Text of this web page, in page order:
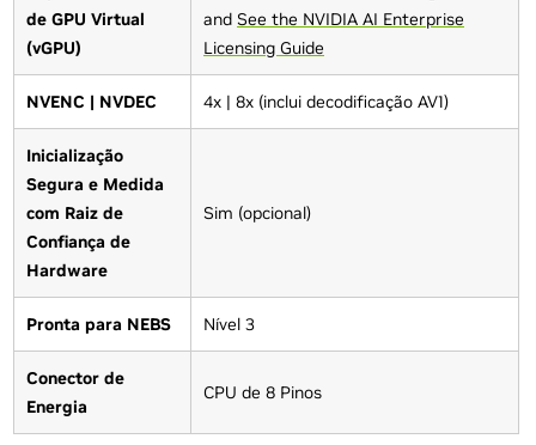
de GPU Virtual
(vGPU)
and See the NVIDIA AI Enterprise
Licensing Guide
NVENC | NVDEC 4x | 8x (inclui decodificação AV1)
Inicialização
Segura e Medida
com Raiz de
Confiança de
Hardware
Sim (opcional)
Pronta para NEBS Nível 3
Conector de
Energia
CPU de 8 Pinos